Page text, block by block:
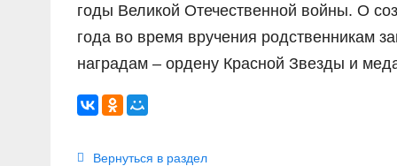
годы Великой Отечественной войны. О
года во время вручения родственникам
наградам – ордену Красной Звезды и
Вернуться в раздел